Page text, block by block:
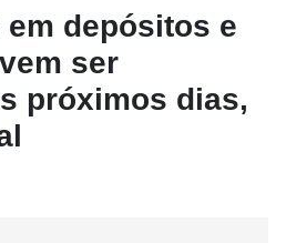
em depósitos e
ser
próximos dias,